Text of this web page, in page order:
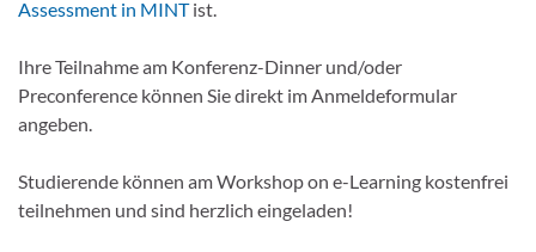
Assessment in MINTist.
Ihre Teilnahme am Konferenz-Dinner und/oder
Preconference können Sie direkt im Anmeldeformular
angeben.
Studierende können am Workshop on e-Learning kostenfrei
teilnehmen und sind herzlich eingeladen!